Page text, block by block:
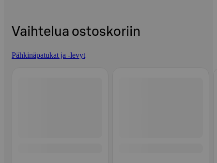
Vaihtelua ostoskoriin
Pähkinäpatukat ja -levyt